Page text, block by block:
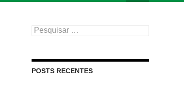
Pesquisar
por:
POSTS RECENTES